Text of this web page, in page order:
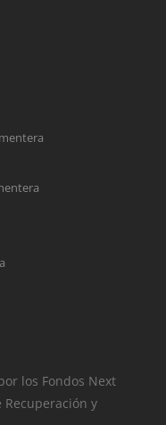
los Fondos Next
Recuperación y